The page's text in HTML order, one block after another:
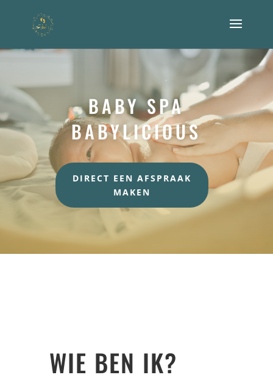
BABY SPA
BABYLICIOUS
DIRECT EEN AFSPRAAK
MAKEN
WIE BEN IK?